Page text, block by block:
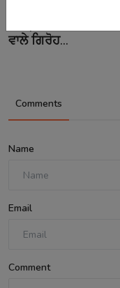
ਵਾਲੇ ਗਿਰੋਹ...
Comments
Name
Email
Comment